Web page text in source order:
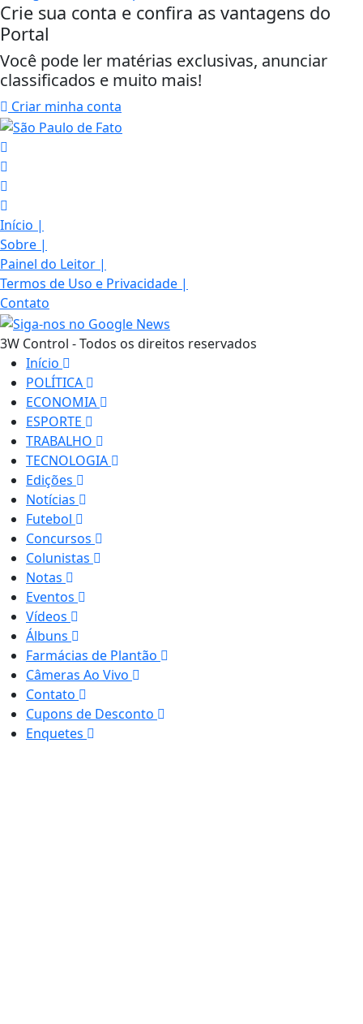
Crie sua conta e confira as vantagens do
Portal
Você pode ler matérias exclusivas, anunciar
classificados e muito mais!
Criar minha conta
Início |
Sobre |
Painel do Leitor |
Termos de Uso e Privacidade |
Contato
3W Control - Todos os direitos reservados
Início
POLÍTICA
ECONOMIA
ESPORTE
TRABALHO
TECNOLOGIA
Edições
Notícias
Futebol
Concursos
Colunistas
Notas
Eventos
Vídeos
Álbuns
Farmácias de Plantão
Câmeras Ao Vivo
Contato
Cupons de Desconto
Enquetes